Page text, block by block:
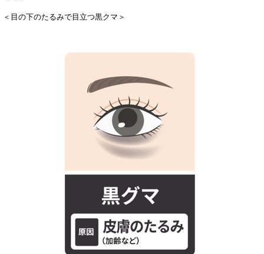
＜目の下のたるみで目立つ黒クマ＞